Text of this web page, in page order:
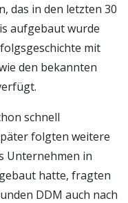
das in den letzten 30
aufgebaut wurde
mit
den bekannten
schnell
folgten weitere
Unternehmen in
hatte, fragten
DDM auch nach